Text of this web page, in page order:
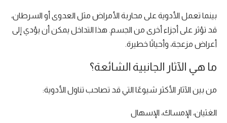
بينما تعمل الأدوية على محاربة الأمراض مثل العدوى أو السرطان،
قد تؤثر على أجزاء أخرى من الجسم. هذا التداخل يمكن أن يؤدي إلى
أعراض مزعجة، وأحيانًا خطيرة.
ما هي الآثار الجانبية الشائعة؟
من بين الآثار الأكثر شيوعًا التي قد تصاحب تناول الأدوية:
الغثيان، الإمساك، الإسهال